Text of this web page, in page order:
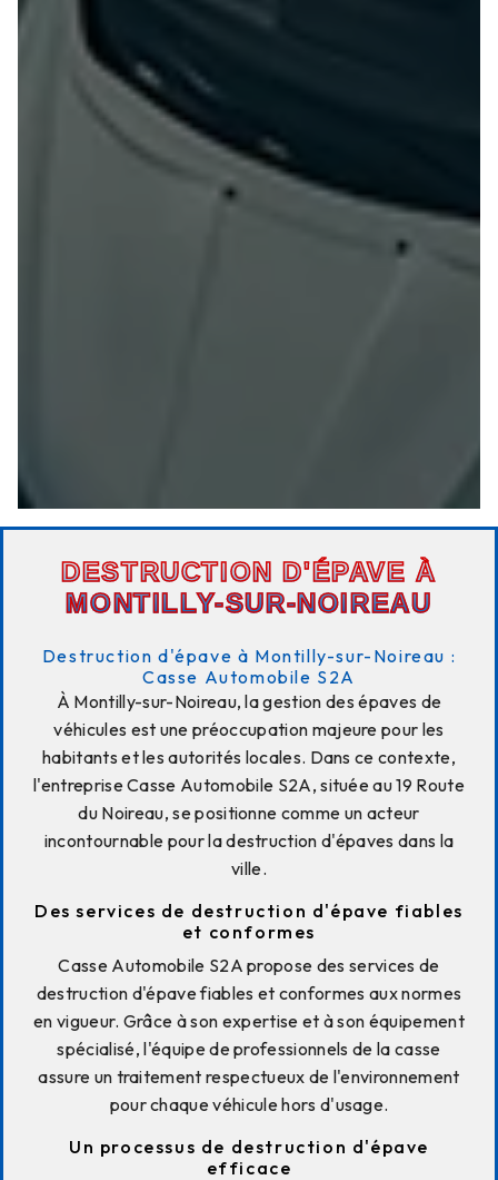
DESTRUCTION D'ÉPAVE À
MONTILLY-SUR-NOIREAU
Destruction d'épave à Montilly-sur-Noireau :
Casse Automobile S2A
À Montilly-sur-Noireau, la gestion des épaves de
véhicules est une préoccupation majeure pour les
habitants et les autorités locales. Dans ce contexte,
l'entreprise Casse Automobile S2A, située au 19 Route
du Noireau, se positionne comme un acteur
incontournable pour la destruction d'épaves dans la
ville.
Des services de destruction d'épave fiables
et conformes
Casse Automobile S2A propose des services de
destruction d'épave fiables et conformes aux normes
en vigueur. Grâce à son expertise et à son équipement
spécialisé, l'équipe de professionnels de la casse
assure un traitement respectueux de l'environnement
pour chaque véhicule hors d'usage.
Un processus de destruction d'épave
efficace